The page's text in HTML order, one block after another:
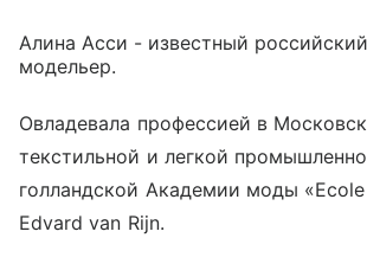
Алина Асси - известный
модельер.
Овладевала профессией в
текстильной и легкой
голландской Академии моды
Edvard van Rijn.